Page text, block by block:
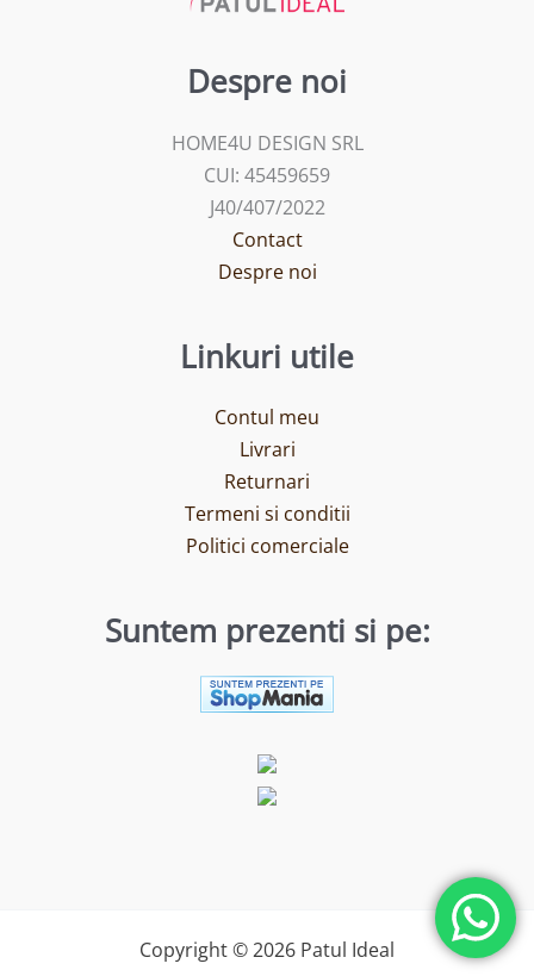
Despre noi
HOME4U DESIGN SRL
CUI: 45459659
J40/407/2022
Contact
Despre noi
Linkuri utile
Contul meu
Livrari
Returnari
Termeni si conditii
Politici comerciale
Suntem prezenti si pe:
Copyright © 2026 Patul Ideal